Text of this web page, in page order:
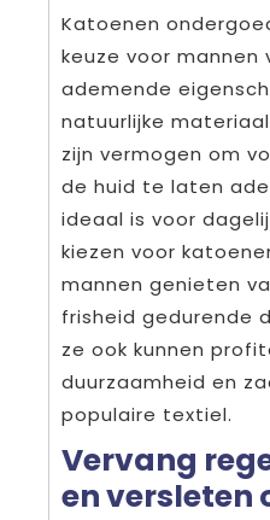
Katoenen
keuze voor mannen
ademende
natuurlijke
zijn vermogen om
de huid te laten
ideaal is voor
kiezen voor
mannen genieten
frisheid gedurende
ze ook kunnen
duurzaamheid en
populaire textiel.
Vervang
en versleten